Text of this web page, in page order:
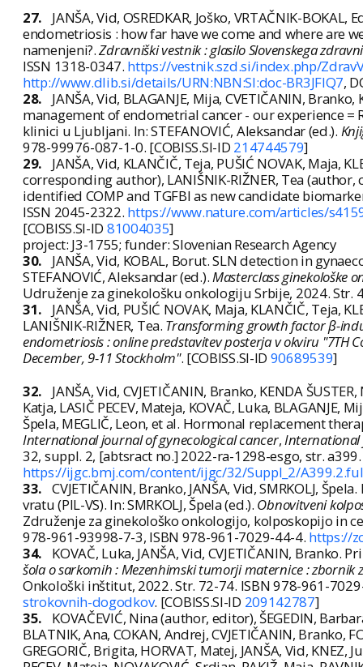
27.
JANŠA, Vid, OSREDKAR, Joško, VRTAČNIK-
endometriosis : how far have we come and where are
namenjeni?.Zdravniški vestnik : glasilo Slovenskega
ISSN 1318-0347. https://vestnik.szd.si/index.php/
http://www.dlib.si/details/URN:NBN:SI:doc-BR3JFIQ7,
28.
JANŠA, Vid, BLAGANJE, Mija, CVETIČANIN,
management of endometrial cancer - our experience
klinici u Ljubljani. In: STEFANOVIĆ, Aleksandar (ed.).
978-99976-087-1-0. [COBISS.SI-ID 214744579]
29.
JANŠA, Vid, KLANČIČ, Teja, PUŠIĆ NOVAK, Maja,
corresponding author), LANIŠNIK-RIŽNER, Tea
identified COMP and TGFBI as new candidate
ISSN 2045-2322. https://www.nature.com/articles/
[COBISS.SI-ID 81004035]
project: J3-1755; funder: Slovenian Research Agency
30.
JANŠA, Vid, KOBAL, Borut. SLN detection in
STEFANOVIĆ, Aleksandar (ed.).Masterclass ginekološke
Udruženje za ginekološku onkologiju Srbije, 2024. Str.
31.
JANŠA, Vid, PUŠIĆ NOVAK, Maja, KLANČIČ, Teja,
LANIŠNIK-RIŽNER, Tea. Transforming growth factor β-
endometriosis : online predstavitev posterja v okviru "7TH
December, 9-11 Stockholm". [COBISS.SI-ID 90689539]
32.
JANŠA, Vid, CVJETIČANIN, Branko, KENDA
Katja, LASIČ PECEV, Mateja, KOVAČ, Luka, BLAGANJE,
Špela, MEGLIČ, Leon, et al. Hormonal replacement
International journal of gynecological cancer,International
32, suppl. 2, [abtsract no.] 2022-ra-1298-esgo, str.
https://ijgc.bmj.com/content/ijgc/32/Suppl_2/
33. CVJETIČANIN, Branko, JANŠA, Vid, SMRKOLJ,
vratu (PIL-VS). In: SMRKOLJ, Špela (ed.). Obnovitveni
Združenje za ginekološko onkologijo, kolposkopijo in
978-961-93998-7-3, ISBN 978-961-7029-44-4. https://
34.
KOVAČ, Luka, JANŠA, Vid, CVJETIČANIN, Branko.
šola o sarkomih : Mezenhimski tumorji maternice :
Onkološki inštitut, 2022. Str. 72-74. ISBN 978-961-
strokovnih-dogodkov. [COBISS.SI-ID 209142787]
35.
KOVAČEVIĆ, Nina (author, editor), ŠEGEDIN,
BLATNIK, Ana, COKAN, Andrej, CVJETIČANIN, Branko,
GREGORIČ, Brigita, HORVAT, Matej, JANŠA, Vid, KNEZ,